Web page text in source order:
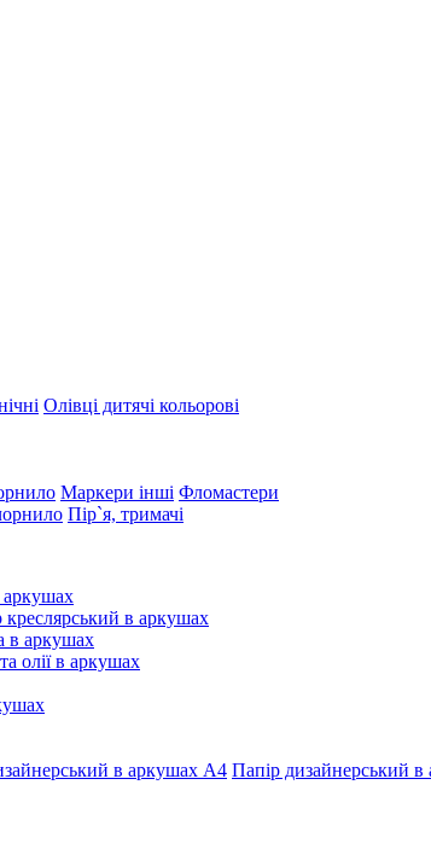
Олівці дитячі кольорові
Маркери інші Фломастери
Пір`я, тримачі
аркушах
креслярський в аркушах
в аркушах
олії в аркушах
в аркушах А4 Папір дизайнерський